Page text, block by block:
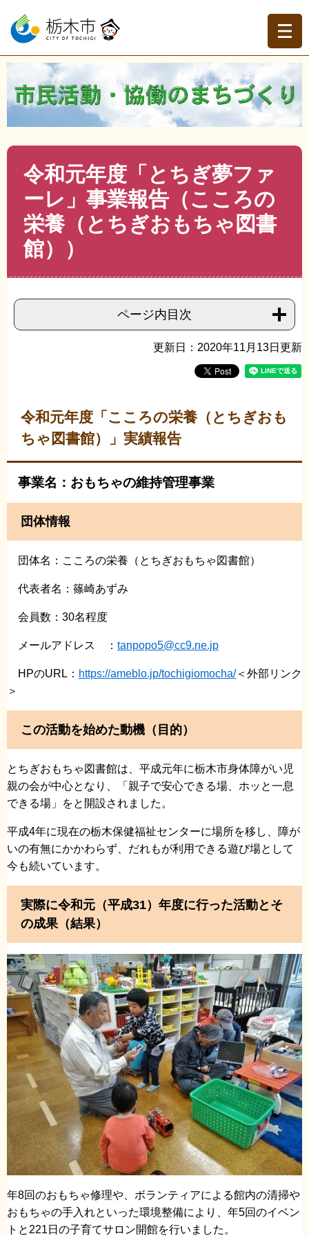
ー
の
で
ニ
ー
ば
て
本
トップページ >分類でさがす >くらしの情報 > 地域づく
り・協働 >市民活動・NPO >市民活動・NPO
令和元年
度「とちぎ夢ファーレ」事業報告（こころの栄養（とちぎ
令和元年度「とちぎ夢ファ
ーレ」事業報告（こころの
栄養（とちぎおもちゃ図書
館））
ページ内目次
更新日：2020年11月13日更新
令和元年度「こころの栄養（とちぎおも
ちゃ図書館）」実績報告
事業名：おもちゃの維持管理事業
団体情報
団体名：こころの栄養（とちぎおもちゃ図書館）
代表者名：篠崎あずみ
会員数：30名程度
メールアドレス ： tanpopo5@cc9.ne.jp
HPのURL： https://ameblo.jp/tochigiomocha/＜外部リンク
＞
この活動を始めた動機（目的）
とちぎおもちゃ図書館は、平成元年に栃木市身体障がい児
親の会が中心となり、「親子で安心できる場、ホッと一息
できる場」をと開設されました。
平成4年に現在の栃木保健福祉センターに場所を移し、障が
いの有無にかかわらず、だれもが利用できる遊び場として
今も続いています。
実際に令和元（平成31）年度に行った活動とそ
の成果（結果）
年8回のおもちゃ修理や、ボランティアによる館内の清掃や
おもちゃの手入れといった環境整備により、年5回のイベン
トと221日の子育てサロン開館を行いました。